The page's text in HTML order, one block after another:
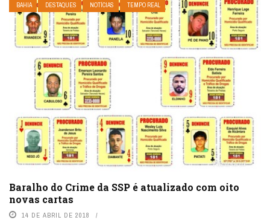
BAHIA DESTAQUES NOTÍCIAS TEMPO REAL
Baralho do Crime da SSP é atualizado com oito
novas cartas
14 DE ABRIL DE 2018